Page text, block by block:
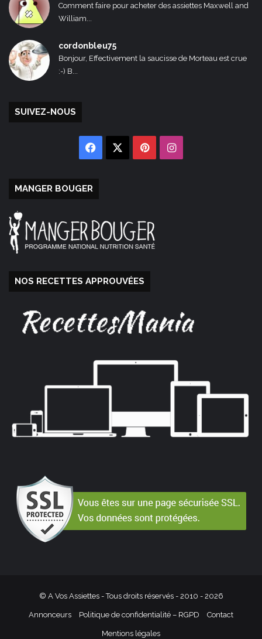
Comment faire pour acheter des assiettes Maxwell and
William...
cordonbleu75
Bonjour, Effectivement la saucisse de Morteau est crue
:-) B...
SUIVEZ-NOUS
Facebook PinterestInstagram
MANGER BOUGER
NOS RECETTES APPROUVÉES
© A Vos Assiettes - Tous droits réservés - 2010 - 2026
Annonceurs Politique de confidentialité – RGPD Contact
Mentions légales